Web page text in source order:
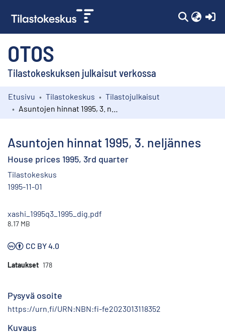
OTOS
Tilastokeskuksen julkaisut verkossa
Kokoelmat
Etusivu Tilastokeskus
Tilastojulkaisut
Asuntojen hinnat 1995, 3. neljännes
House prices 1995, 3rd quarter
Tilastokeskus
1995-11-01
xashi_1995q3_1995_dig.pdf
8.17 MB
CC BY 4.0
Lataukset 178
Pysyvä osoite
https://urn.fi/URN:NBN:fi-fe2023013118352
Kuvaus